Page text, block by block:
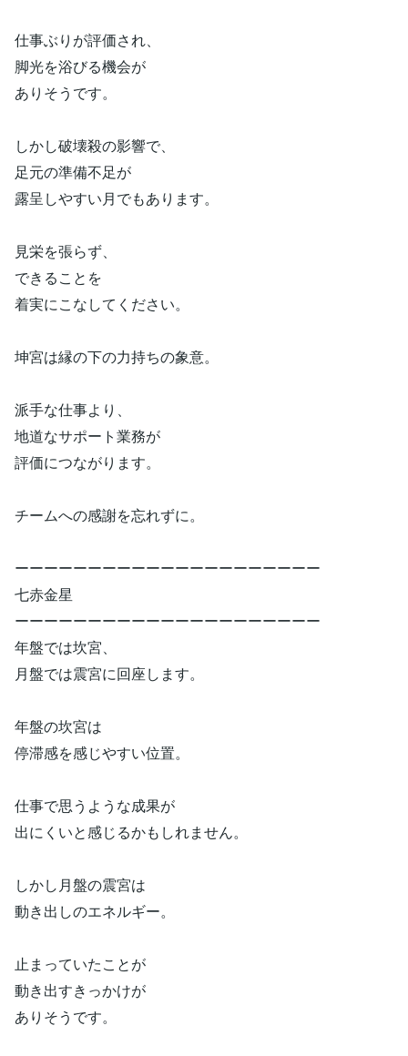
仕事ぶりが評価され、
脚光を浴びる機会が
ありそうです。
しかし破壊殺の影響で、
足元の準備不足が
露呈しやすい月でもあります。
見栄を張らず、
できることを
着実にこなしてください。
坤宮は縁の下の力持ちの象意。
派手な仕事より、
地道なサポート業務が
評価につながります。
チームへの感謝を忘れずに。
ーーーーーーーーーーーーーーーーーーーーー
七赤金星
ーーーーーーーーーーーーーーーーーーーーー
年盤では坎宮、
月盤では震宮に回座します。
年盤の坎宮は
停滞感を感じやすい位置。
仕事で思うような成果が
出にくいと感じるかもしれません。
しかし月盤の震宮は
動き出しのエネルギー。
止まっていたことが
動き出すきっかけが
ありそうです。